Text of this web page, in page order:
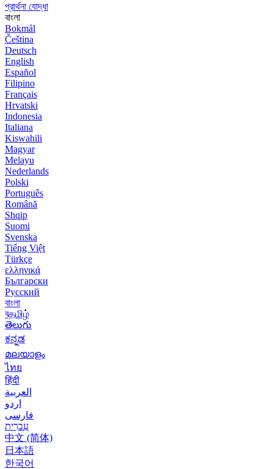
প্রার্থনা যোদ্ধা
বাংলা
Bokmål
Čeština
Deutsch
English
Español
Filipino
Français
Hrvatski
Indonesia
Italiana
Kiswahili
Magyar
Melayu
Nederlands
Polski
Português
Română
Shqip
Suomi
Svenska
Tiếng Việt
Türkçe
ελληνικά
Български
Русский
বাংলা
বதமிழ்
తెలుగు
ಕನ್ನಡ
മലയാളം
ไทย
हिंदी
العربية
اردو
فارسی
עִברִית
中文 (简体)
日本語
한국어